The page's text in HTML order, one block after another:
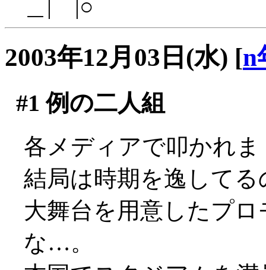
＿|￣|○
2003年12月03日(水) [n
#1 例の二人組
各メディアで叩かれ
結局は時期を逸して
大舞台を用意したプ
な…。